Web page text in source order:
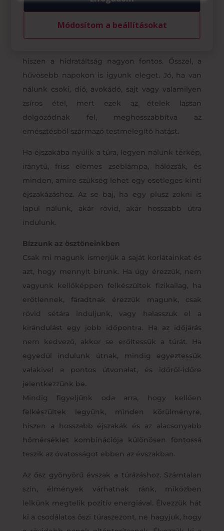
hiszen a hidratáltság nagyon fontos. Ősszel, a
hűvösebb napokon is igyunk eleget. Jó, ha van
nálunk csoki, dió, avokádó, sajt vagy valamilyen
zsíros étel, mert ezek az ételek lassan
dolgozódnak fel, meghosszabbítva az
emésztésből származó testmelegítő hatást.
Ha éjszakába nyúlik a túra, legyen nálunk térkép,
iránytű, friss elemes zseblámpa, hálózsák, és
minden, amire szükség lehet egy esetleges kinti
éjszakázáshoz. Az se baj, ha egy plusz zokni is
lapul nálunk, akár rövid, akár hosszabb útra
indulunk.
Bízzunk az ösztöneinkben
Csak mi magunk ismerjük a saját korlátainkat és
azt, hogy mennyit bírunk. Ha úgy érezzük, nem
vagyunk kellőképpen felkészültek fizikailag, ha
erőtlennek, fáradtnak érezzük magunk, csak
rövid sétára induljunk, vagy halasszuk el a
kirándulást egy jobb időpontra. Ha az időjárás
nem kedvező, akkor se erőltessük a túrát. Ha
egyedül indulunk útnak, mindig egyeztessük
valakivel a pontos útvonalat, és időről-időre
jelentkezzünk be.
Mindig figyeljünk oda arra, hogy kellően
felkészültek legyünk, minden körülményre,
hiszen a hosszabb éjszakák és az alacsonyabb
hőmérséklet kombinációja különösen fontossá
teszik az óvatosságot ebben az évszakban.
Az ősz gyönyörű évszak a túrázáshoz. Számtalan
szín, élmények várhatnak ránk, miközben
lelkünk megtelik pozitív energiával. Élvezzük hát
ki a csodálatos őszi túraszezont, ne hagyjuk, hogy
Módosítom a beállításokat